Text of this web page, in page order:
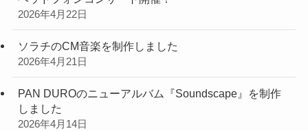
2026年4月22日
ソラチのCM音楽を制作しました
2026年4月21日
PAN DUROのニューアルバム『Soundscape』を制作
しました
2026年4月14日